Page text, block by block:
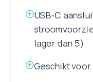
USB-C
lager dan 5)
Geschikt voor